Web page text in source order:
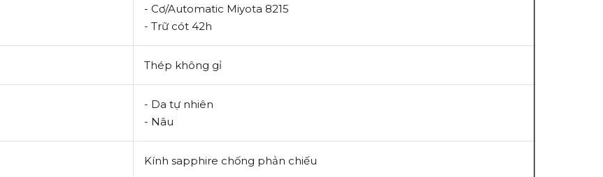
- Cơ/Automatic Miyota 8215
- Trữ cót 42h
Thép không gỉ
- Da tự nhiên
- Nâu
Kính sapphire chống phản chiếu